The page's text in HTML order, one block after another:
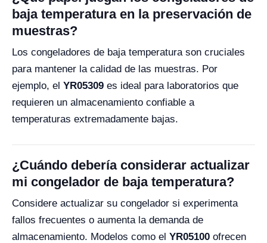
baja temperatura en la preservación de
muestras?
Los congeladores de baja temperatura son cruciales
para mantener la calidad de las muestras. Por
ejemplo, el YR05309 es ideal para laboratorios que
requieren un almacenamiento confiable a
temperaturas extremadamente bajas.
¿Cuándo debería considerar actualizar
mi congelador de baja temperatura?
Considere actualizar su congelador si experimenta
fallos frecuentes o aumenta la demanda de
almacenamiento. Modelos como el YR05100 ofrecen